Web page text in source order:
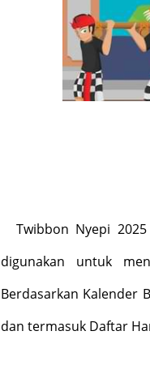
Twibbon Nyepi
digunakan untuk
Berdasarkan Kalender
dan termasuk Daftar